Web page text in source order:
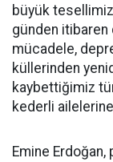
büyük
günden
mücadele,
küllerinden
kaybettiğimiz
kederli
Emine Erdoğan,